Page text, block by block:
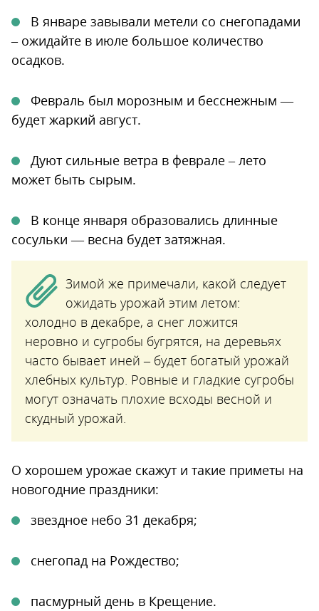
В январе завывали метели со снегопадами
– ожидайте в июле большое количество
осадков.
Февраль был морозным и бесснежным —
будет жаркий август.
Дуют сильные ветра в феврале – лето
может быть сырым.
В конце января образовались длинные
сосульки — весна будет затяжная.
Зимой же примечали, какой следует
ожидать урожай этим летом:
холодно в декабре, а снег ложится
неровно и сугробы бугрятся, на деревьях
часто бывает иней – будет богатый урожай
хлебных культур. Ровные и гладкие сугробы
могут означать плохие всходы весной и
скудный урожай.
О хорошем урожае скажут и такие приметы на
новогодние праздники:
звездное небо 31 декабря;
снегопад на Рождество;
пасмурный день в Крещение.